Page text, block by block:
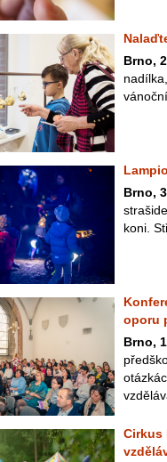
Brno,
Brno,
koni.
oporu
Brno,
Cirkus